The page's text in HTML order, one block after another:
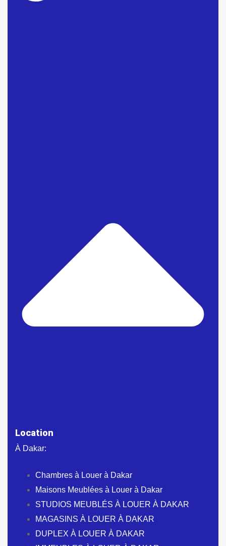
Location
À Dakar:
Chambres à Louer à Dakar
Maisons Meublées à Louer à Dakar
STUDIOS MEUBLÉS À LOUER À DAKAR
MAGASINS À LOUER À DAKAR
DUPLEX À LOUER À DAKAR